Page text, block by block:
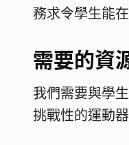
務求令學生能
需要的資
我們需要與學
挑戰性的運動器